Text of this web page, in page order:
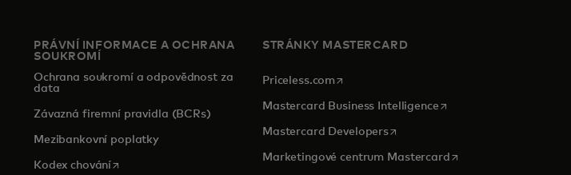
PRÁVNÍ INFORMACE A OCHRANA
SOUKROMÍ
Ochrana soukromí a odpovědnost za
data
Závazná firemní pravidla (BCRs)
Mezibankovní poplatky
Kodex chováníopens in a new tab
STRÁNKY MASTERCARD
Priceless.com opens in a new tab
Mastercard Business Intelligenceopens in a new tab
Mastercard Developersopens in a new tab
Marketingové centrum Mastercardopens in a new tab